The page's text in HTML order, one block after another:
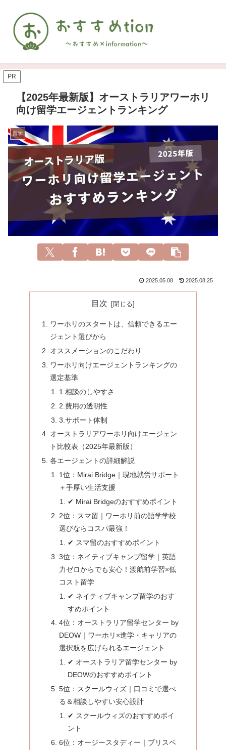
PR
【2025年最新版】オーストラリアワーホリ
向け留学エージェントランキング
留学
2025.05.08 2025.08.25
目次
ワーホリのスタートは、信頼できるエー
ジェント選びから
オススメーションのこだわり
ワーホリ向けエージェントランキングの
選定基準
1.相談のしやすさ
2.費用の透明性
3.サポート体制
オーストラリアワーホリ向けエージェン
ト比較表（2025年最新版）
各エージェントの詳細解説
1位：Mirai Bridge｜現地就労サポート
＋手厚い生活支援
✔ Mirai Bridgeのおすすめポイント
2位：スマ留｜ワーホリ前の語学学校
選びならコスパ最強！
✔ スマ留のおすすめポイント
3位：ネイティブキャンプ留学｜英語
力ゼロからでも安心！渡航前学習×低
コスト留学
✔ ネイティブキャンプ留学のおす
すめポイント
4位：オーストラリア留学センター by
DEOW｜ワーホリ×進学・キャリアの
選択肢を広げられるエージェント
✔ オーストラリア留学センター by
DEOWのおすすめポイント
5位：スクールウィズ｜口コミで選べ
る＆相談しやすい安心設計
✔ スクールウィズのおすすめポイ
ント
6位：オージースタディー｜ブリスベ